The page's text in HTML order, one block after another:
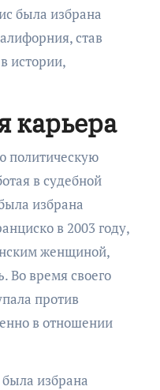
была избрана
став
истории,
карьера
политическую
в судебной
избрана
в 2003 году,
женщиной,
Во время своего
против
в отношении
избрана